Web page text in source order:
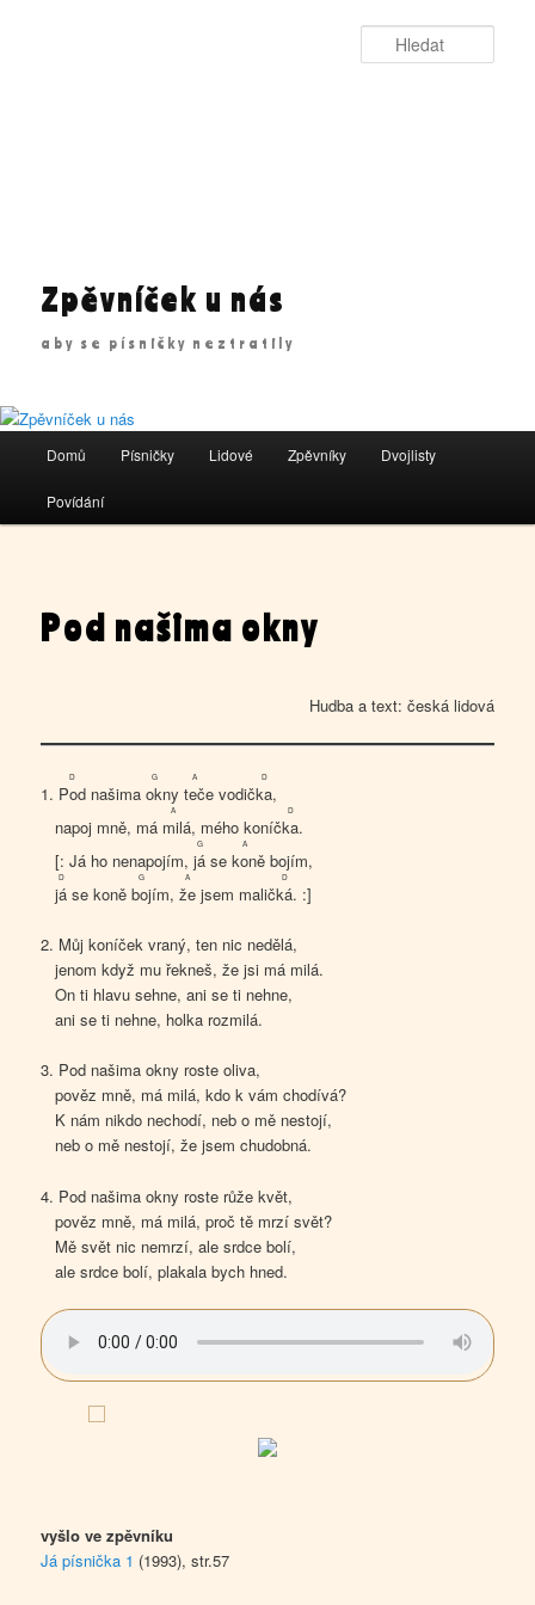
Zpěvníček u nás
aby se písničky neztratily
navigační
Domů Písničky Lidové Zpěvníky Dvojlisty
Povídání
Pod našima okny
Hudba a text: česká lidová
1. Pod
D
našimaok
G
nyteč
A
e vodička
D
,
napoj mně, má mil
A
á, mého koníčka
D
.
[: Já ho nenapojím,já
G
sekon
A
ě bojím,
já
D
se koněboj
G
ím,že
A
jsem maličká
D
. :]
2. Můj koníček vraný, ten nic nedělá,
jenom když mu řekneš, že jsi má milá.
On ti hlavu sehne, ani se ti nehne,
ani se ti nehne, holka rozmilá.
3. Pod našima okny roste oliva,
pověz mně, má milá, kdo k vám chodívá?
K nám nikdo nechodí, neb o mě nestojí,
neb o mě nestojí, že jsem chudobná.
4. Pod našima okny roste růže květ,
pověz mně, má milá, proč tě mrzí svět?
Mě svět nic nemrzí, ale srdce bolí,
ale srdce bolí, plakala bych hned.
vyšlo ve zpěvníku
Já písnička 1 (1993), str.57